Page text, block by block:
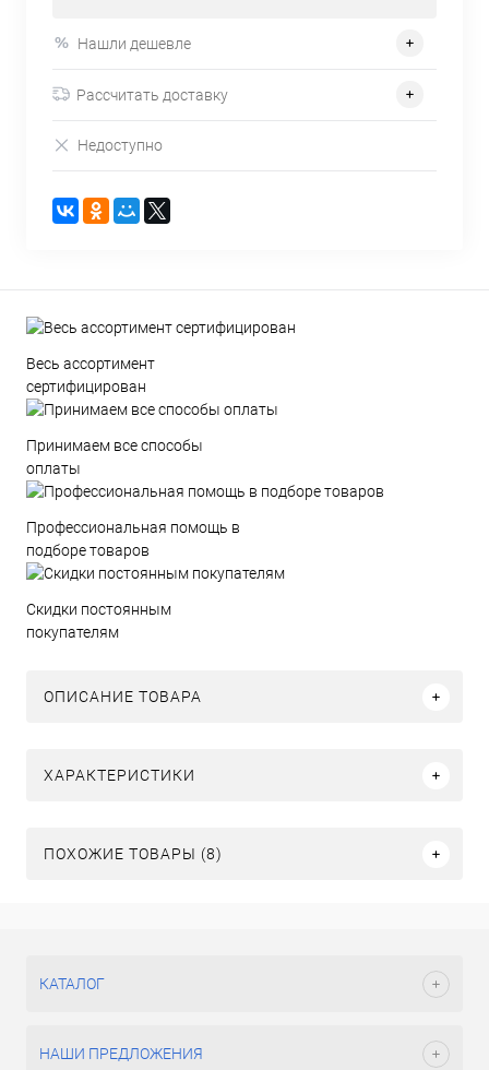
Нашли дешевле
Рассчитать доставку
Недоступно
Весь ассортимент
сертифицирован
Принимаем все способы
оплаты
Профессиональная помощь в
подборе товаров
Скидки постоянным
покупателям
ОПИСАНИЕ ТОВАРА
ХАРАКТЕРИСТИКИ
ПОХОЖИЕ ТОВАРЫ (8)
КАТАЛОГ
НАШИ ПРЕДЛОЖЕНИЯ